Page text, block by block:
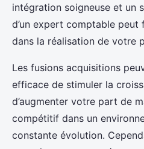
intégration soigneuse et un
d’un expert comptable
dans la réalisation de votre
Les fusions acquisitions
efficace de stimuler la
d’augmenter votre part de
compétitif dans un
constante évolution.